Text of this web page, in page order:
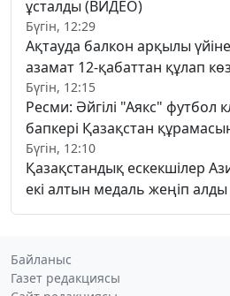
ұсталды (ВИДЕО)
Бүгін, 12:29
Ақтауда балкон арқылы
азамат 12-қабаттан құлап
Бүгін, 12:15
Ресми: Әйгілі "Аякс" футбол
бапкері Қазақстан
Бүгін, 12:10
Қазақстандық ескекшілер
екі алтын медаль жеңіп алды
Байланыс
Газет редакциясы